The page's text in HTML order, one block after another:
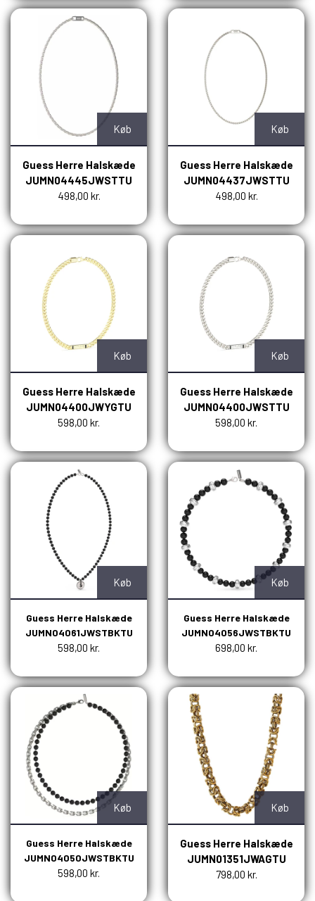
Køb
Guess Herre Halskæde
JUMN04445JWSTTU
498,00 kr.
Køb
Guess Herre Halskæde
JUMN04437JWSTTU
498,00 kr.
Køb
Guess Herre Halskæde
JUMN04400JWYGTU
598,00 kr.
Køb
Guess Herre Halskæde
JUMN04400JWSTTU
598,00 kr.
Køb
Guess Herre Halskæde
JUMN04061JWSTBKTU
598,00 kr.
Køb
Guess Herre Halskæde
JUMN04056JWSTBKTU
698,00 kr.
Køb
Guess Herre Halskæde
JUMN04050JWSTBKTU
598,00 kr.
Køb
Guess Herre Halskæde
JUMN01351JWAGTU
798,00 kr.